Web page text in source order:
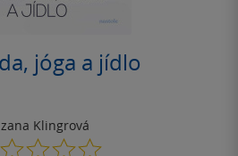
jóga a jídlo
Klingrová
0.0